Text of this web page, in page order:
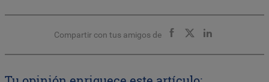
Compartir con tus amigos de